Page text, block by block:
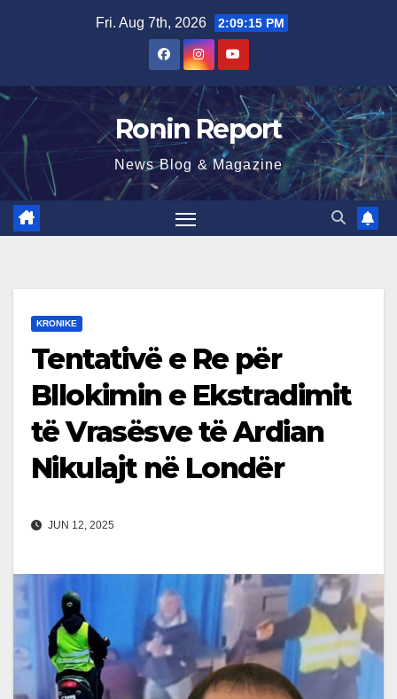
Fri. Aug 7th, 2026 2:09:16 PM
Ronin Report
News Blog & Magazine
KRONIKE
Tentativë e Re për
Bllokimin e Ekstradimit
të Vrasësve të Ardian
Nikulajt në Londër
JUN 12, 2025